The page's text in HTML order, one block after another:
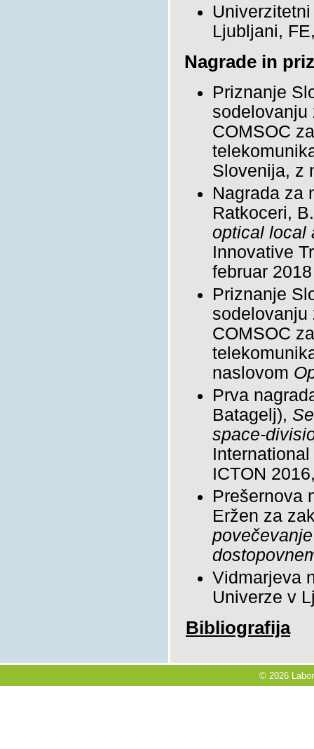
Ljubljani,
Nagrade in
Priznanje
sodelovanju
COMSOC
Slovenija, z
Nagrada za
Ratkoceri,
optical local
Innovative
februar 2018
Priznanje
sodelovanju
COMSOC
naslovom
Prva
Batagelj),
space-
ICTON
Prešernova
Eržen za
Vidmarjeva
Univerze v
Bibliografija
© 2026